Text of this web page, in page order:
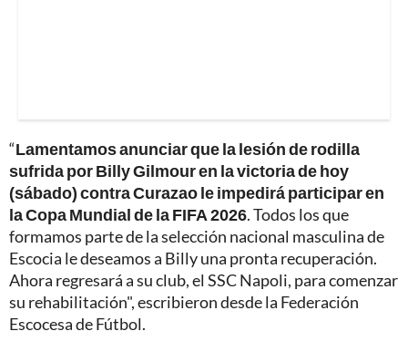
“Lamentamos anunciar que la lesión de rodilla
sufrida por Billy Gilmour en la victoria de hoy
(sábado) contra Curazao le impedirá participar en
la Copa Mundial de la FIFA 2026. Todos los que
formamos parte de la selección nacional masculina de
Escocia le deseamos a Billy una pronta recuperación.
Ahora regresará a su club, el SSC Napoli, para comenzar
su rehabilitación", escribieron desde la Federación
Escocesa de Fútbol.